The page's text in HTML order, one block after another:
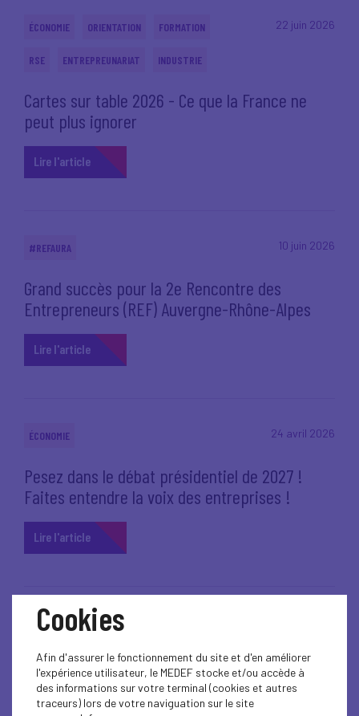
22 juin 2026
ÉCONOMIE ORIENTATION FORMATION
RSE ENTREPREUNARIAT INDUSTRIE
Cartes sur table 2026 - Ce que la France ne
peut plus ignorer
Lire l'article
10 juin 2026
#REFAURA
Grand succès pour la 2e Rencontre des
Entrepreneurs (REF) Auvergne-Rhône-Alpes
Lire l'article
24 avril 2026
ÉCONOMIE
Pesez dans le débat présidentiel de 2027 !
Faites entendre la voix des entreprises !
Lire l'article
VIE DU MEDEF AUVERGNE-RHÔNE-ALPES
La #REFAURA revient !
Lire l'article
Cookies
Afin d'assurer le fonctionnement du site et d'en améliorer
l'expérience utilisateur, le MEDEF stocke et/ou accède à
des informations sur votre terminal (cookies et autres
traceurs) lors de votre naviguation sur le site